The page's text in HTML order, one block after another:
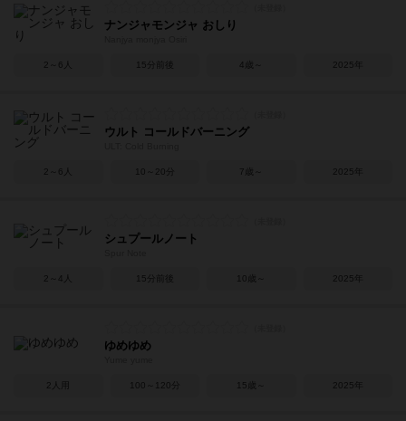
ナンジャモンジャ おしり
2～6人 15分前後 4歳～ 2025年
ウルト コールドバーニング
2～6人 10～20分 7歳～ 2025年
シュプールノート
2～4人 15分前後 10歳～ 2025年
ゆめゆめ
2人用 100～120分 15歳～ 2025年